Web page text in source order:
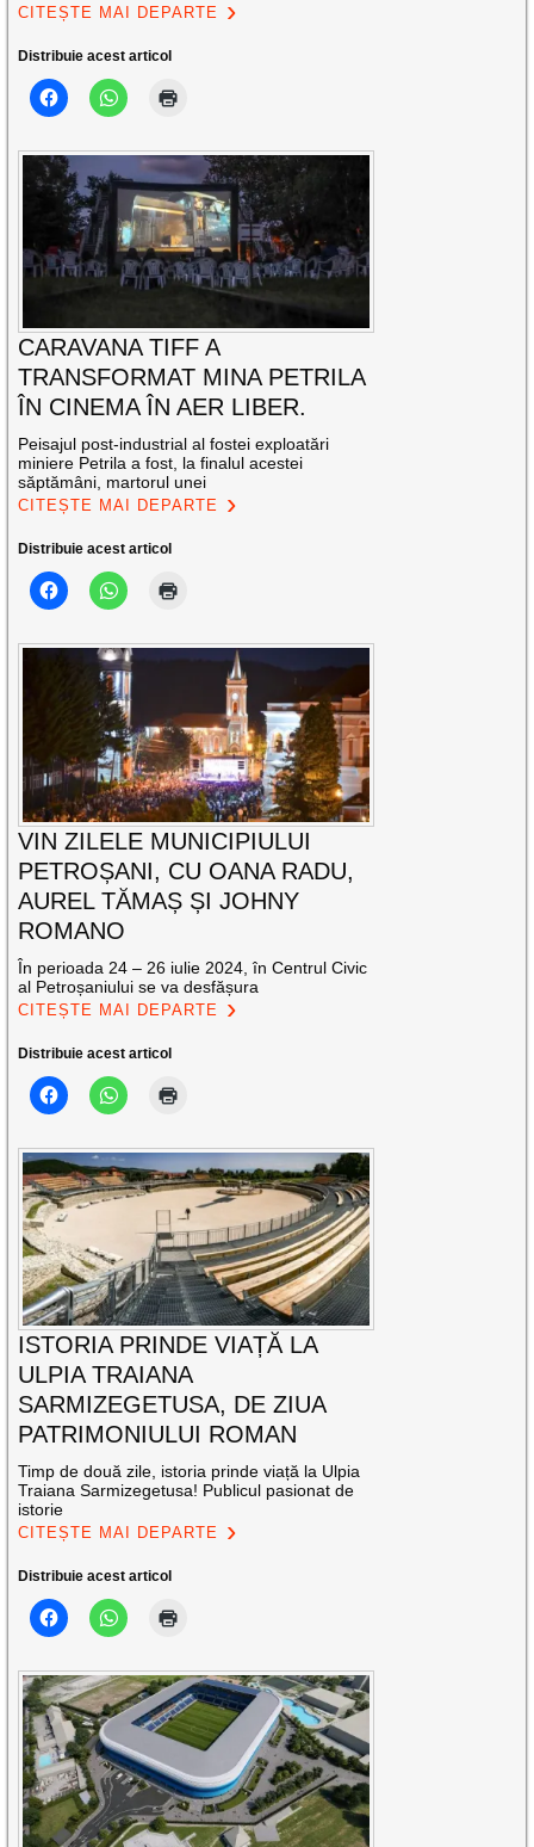
CITEȘTE MAI DEPARTE
Distribuie acest articol
CARAVANA TIFF A
TRANSFORMAT MINA PETRILA
ÎN CINEMA ÎN AER LIBER.
Peisajul post-industrial al fostei exploatări
miniere Petrila a fost, la finalul acestei
săptămâni, martorul unei
CITEȘTE MAI DEPARTE
Distribuie acest articol
VIN ZILELE MUNICIPIULUI
PETROȘANI, CU OANA RADU,
AUREL TĂMAȘ ȘI JOHNY
ROMANO
În perioada 24 – 26 iulie 2024, în Centrul Civic
al Petroșaniului se va desfășura
CITEȘTE MAI DEPARTE
Distribuie acest articol
ISTORIA PRINDE VIAȚĂ LA
ULPIA TRAIANA
SARMIZEGETUSA, DE ZIUA
PATRIMONIULUI ROMAN
Timp de două zile, istoria prinde viață la Ulpia
Traiana Sarmizegetusa! Publicul pasionat de
istorie
CITEȘTE MAI DEPARTE
Distribuie acest articol